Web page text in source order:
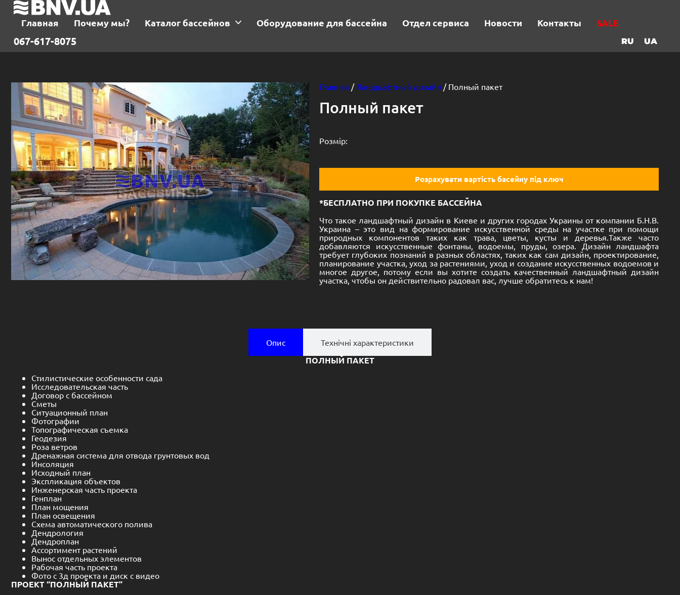
Главная Почему мы? Каталог бассейнов Оборудование для бассейна Отдел сервиса Новости Контакты SALE
067-617-8075 RU UA
Главная / Ландшафтный дизайн / Полный пакет
Полный пакет
Розмір:
Розрахувати вартість басейну під ключ
*БЕСПЛАТНО ПРИ ПОКУПКЕ БАССЕЙНА
Что такое ландшафтный дизайн в Киеве и других городах Украины от компании Б.Н.В.
Украина – это вид на формирование искусственной среды на участке при помощи
природных компонентов таких как трава, цветы, кусты и деревья.Также часто
добавляются искусственные фонтаны, водоемы, пруды, озера. Дизайн ландшафта
требует глубоких познаний в разных областях, таких как сам дизайн, проектирование,
планирование участка, уход за растениями, уход и создание искусственных водоемов и
многое другое, потому если вы хотите создать качественный ландшафтный дизайн
участка, чтобы он действительно радовал вас, лучше обратитесь к нам!
Опис Технічні характеристики
ПОЛНЫЙ ПАКЕТ
Стилистические особенности сада
Исследовательская часть
Договор с бассейном
Сметы
Ситуационный план
Фотографии
Топографическая съемка
Геодезия
Роза ветров
Дренажная система для отвода грунтовых вод
Инсоляция
Исходный план
Экспликация объектов
Инженерская часть проекта
Генплан
План мощения
План освещения
Схема автоматического полива
Дендрология
Дендроплан
Ассортимент растений
Вынос отдельных элементов
Рабочая часть проекта
Фото с 3д проекта и диск с видео
ПРОЕКТ “ПОЛНЫЙ ПАКЕТ”